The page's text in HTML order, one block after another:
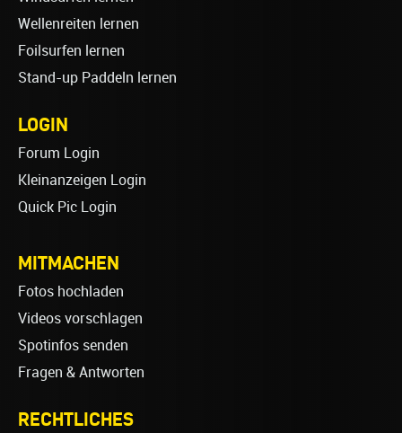
Wellenreiten lernen
Foilsurfen lernen
Stand-up Paddeln lernen
LOGIN
Forum Login
Kleinanzeigen Login
Quick Pic Login
MITMACHEN
Fotos hochladen
Videos vorschlagen
Spotinfos senden
Fragen & Antworten
RECHTLICHES